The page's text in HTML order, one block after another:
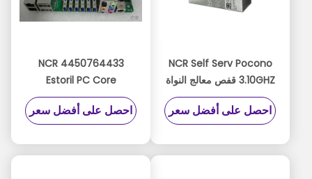
NCR Self Serv Pocono
3.10GHZ قفص معالج النواة
PC رباعي
4450727829445-
احصل على أفضل سعر
4450764433 NCR
Estoril PC Core
Motherboard Estoril
Board Misano445-
0772525
احصل على أفضل سعر